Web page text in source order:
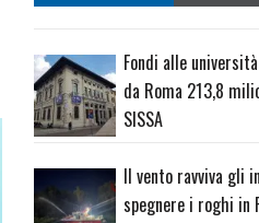
Fondi alle
da Roma 213,8
SISSA
Il vento ravviva gli
spegnere i roghi in